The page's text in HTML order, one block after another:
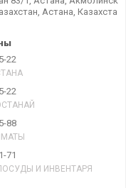
Астана, Казахста
22
22
88
71
И ИНВЕНТАРЯ